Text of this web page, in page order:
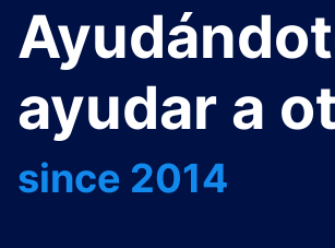
ayudar a
since 2014